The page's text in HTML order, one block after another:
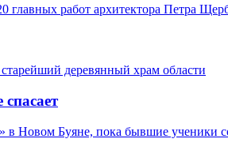
работ архитектора Петра
деревянный храм области
Новом Буяне, пока бывшие ученики